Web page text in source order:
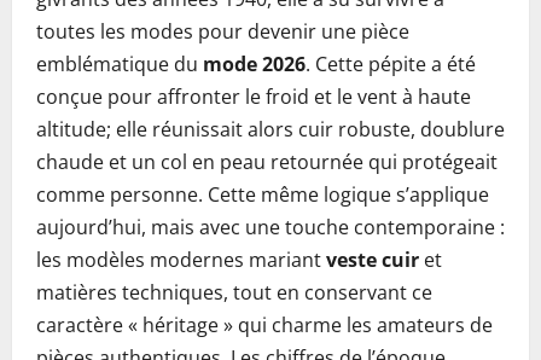
toutes les modes pour devenir une pièce
emblématique du mode 2026. Cette pépite a été
conçue pour affronter le froid et le vent à haute
altitude; elle réunissait alors cuir robuste, doublure
chaude et un col en peau retournée qui protégeait
comme personne. Cette même logique s’applique
aujourd’hui, mais avec une touche contemporaine :
les modèles modernes mariantveste cuir et
matières techniques, tout en conservant ce
caractère « héritage » qui charme les amateurs de